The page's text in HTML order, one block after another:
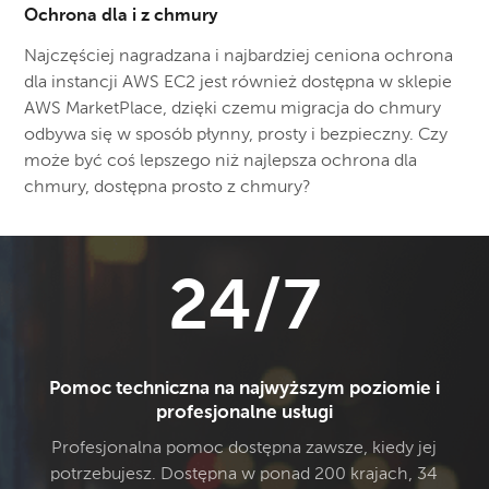
Ochrona dla i z chmury
Najczęściej nagradzana i najbardziej ceniona ochrona
dla instancji AWS EC2 jest również dostępna w sklepie
AWS MarketPlace, dzięki czemu migracja do chmury
odbywa się w sposób płynny, prosty i bezpieczny. Czy
może być coś lepszego niż najlepsza ochrona dla
chmury, dostępna prosto z chmury?
24/7
Pomoc techniczna na najwyższym poziomie i
profesjonalne usługi
Profesjonalna pomoc dostępna zawsze, kiedy jej
potrzebujesz. Dostępna w ponad 200 krajach, 34